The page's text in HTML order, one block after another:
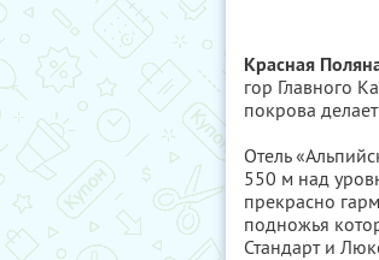
Красная
гор Главного
покрова
Отель
550 м над
прекрасно
подножья
Стандарт и